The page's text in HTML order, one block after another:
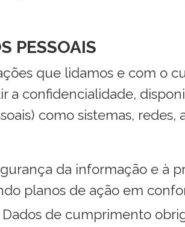
PESSOAIS
que lidamos e com o
a confidencialidade,
como sistemas, redes,
da informação e à
planos de ação em
de cumprimento